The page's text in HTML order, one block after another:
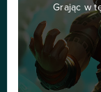
Grając w